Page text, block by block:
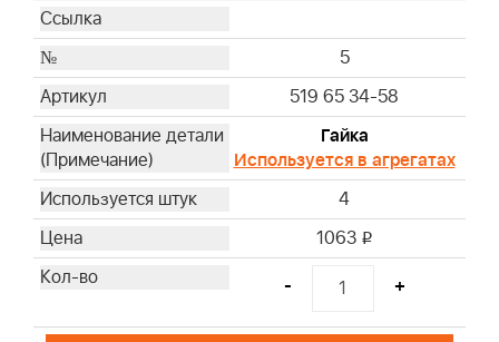
5
519 65 34-58
Гайка
Используется в агрегатах
4
1063 i
- +